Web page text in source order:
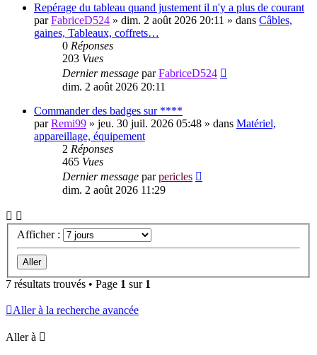
Repérage du tableau quand justement il n'y a plus de courant
parFabriceD524 » dim. 2 août 2026 20:11 » dans Câbles,
gaines, Tableaux, coffrets…
0 Réponses
203 Vues
Dernier message parFabriceD524
dim. 2 août 2026 20:11
Commander des badges sur ****
parRemi99 » jeu. 30 juil. 2026 05:48 » dans Matériel,
appareillage, équipement
2 Réponses
465 Vues
Dernier message parpericles
dim. 2 août 2026 11:29
Afficher :
7 résultats trouvés • Page 1 sur 1
Aller à la recherche avancée
Aller à